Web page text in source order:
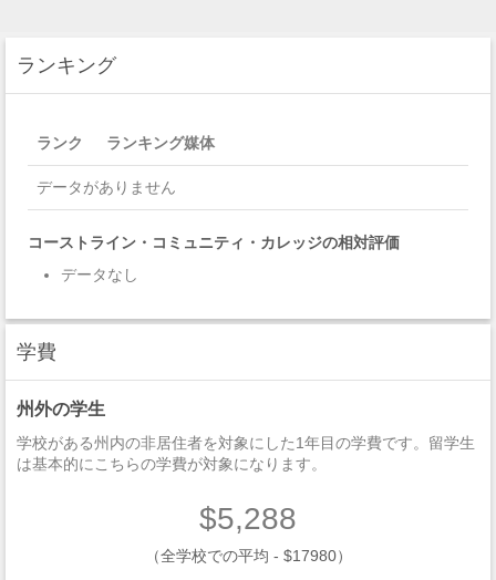
ランキング
ランク ランキング媒体
データがありません
コーストライン・コミュニティ・カレッジの相対評価
データなし
学費
州外の学生
学校がある州内の非居住者を対象にした1年目の学費です。留学生
は基本的にこちらの学費が対象になります。
$5,288
（全学校での平均 - $17980）